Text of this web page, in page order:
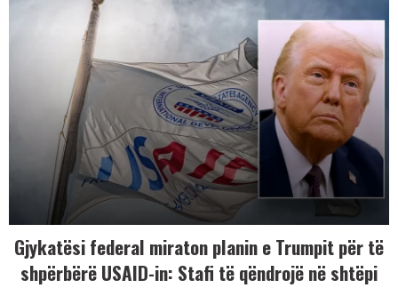
Gjykatësi federal miraton planin e Trumpit për të
shpërbërë USAID-in: Stafi të qëndrojë në shtëpi